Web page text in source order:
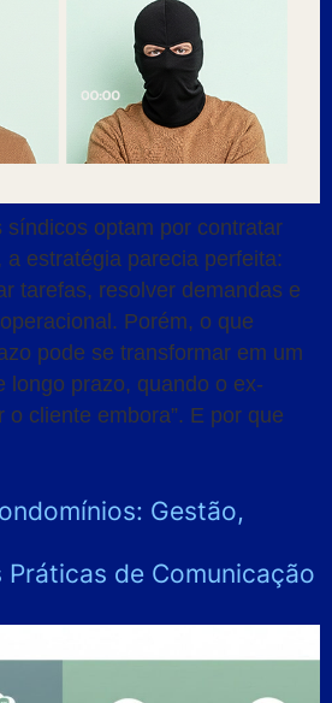
síndicos optam por contratar
estratégia parecia perfeita:
tarefas, resolver demandas e
Porém, o que
pode se transformar em um
longo prazo, quando o ex-
o cliente embora”. E por que
Gestão,
de Comunicação